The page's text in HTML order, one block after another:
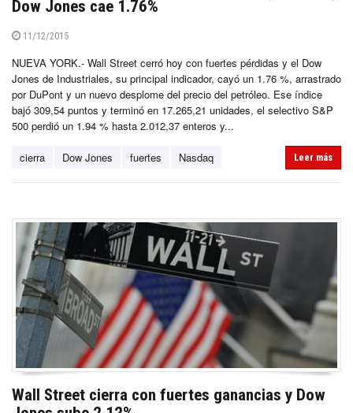
Dow Jones cae 1.76%
11/12/2015
NUEVA YORK.- Wall Street cerró hoy con fuertes pérdidas y el Dow
Jones de Industriales, su principal indicador, cayó un 1.76 %, arrastrado
por DuPont y un nuevo desplome del precio del petróleo. Ese índice
bajó 309,54 puntos y terminó en 17.265,21 unidades, el selectivo S&P
500 perdió un 1.94 % hasta 2.012,37 enteros y...
cierra Dow Jones fuertes Nasdaq Leer más
Wall Street cierra con fuertes ganancias y Dow